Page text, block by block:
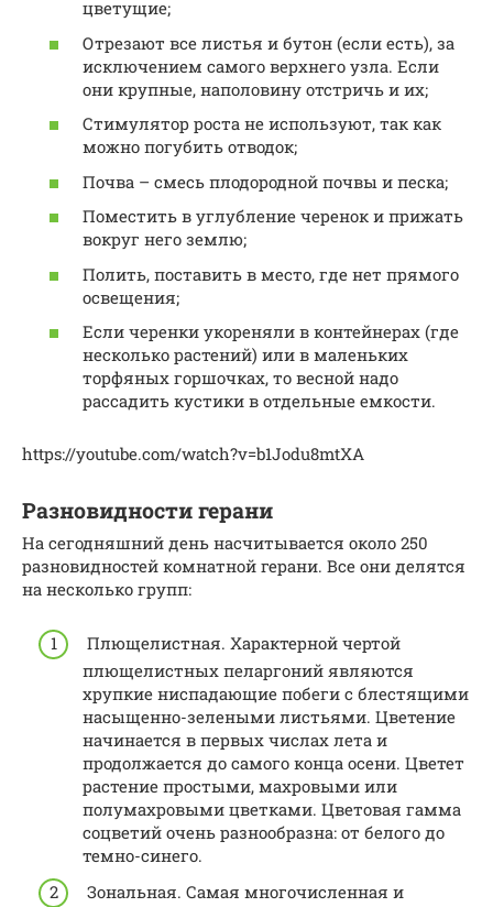
цветущие;
Отрезают все листья и бутон (если есть), за
исключением самого верхнего узла. Если
они крупные, наполовину отстричь и их;
Стимулятор роста не используют, так как
можно погубить отводок;
Почва – смесь плодородной почвы и песка;
Поместить в углубление черенок и прижать
вокруг него землю;
Полить, поставить в место, где нет прямого
освещения;
Если черенки укореняли в контейнерах (где
несколько растений) или в маленьких
торфяных горшочках, то весной надо
рассадить кустики в отдельные емкости.
https://youtube.com/watch?v=b1Jodu8mtXA
Разновидности герани
На сегодняшний день насчитывается около 250
разновидностей комнатной герани. Все они делятся
на несколько групп:
Плющелистная. Характерной чертой
плющелистных пеларгоний являются
хрупкие ниспадающие побеги с блестящими
насыщенно-зелеными листьями. Цветение
начинается в первых числах лета и
продолжается до самого конца осени. Цветет
растение простыми, махровыми или
полумахровыми цветками. Цветовая гамма
соцветий очень разнообразна: от белого до
темно-синего.
Зональная. Самая многочисленная и